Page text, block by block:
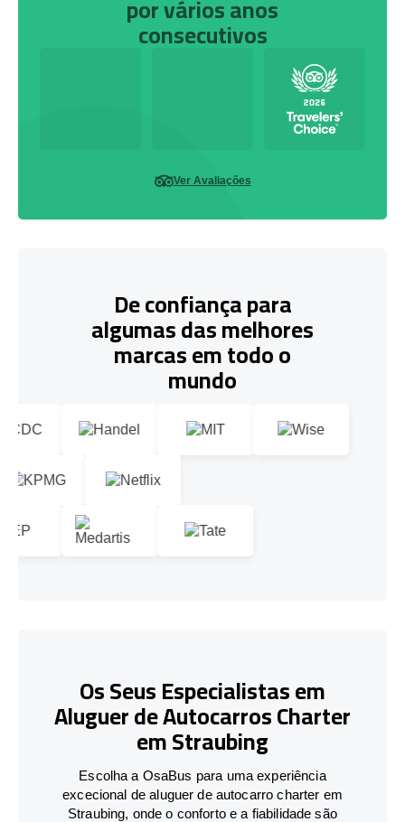
por vários anos
consecutivos
Ver Avaliações
De confiança para
algumas das melhores
marcas em todo o
mundo
Os Seus Especialistas em
Aluguer de Autocarros Charter
em Straubing
Escolha a OsaBus para uma experiência
excecional de aluguer de autocarro charter em
Straubing, onde o conforto e a fiabilidade são